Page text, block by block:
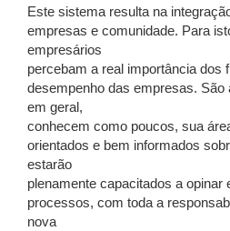
Este sistema resulta na
empresas e comunidade. Para
empresários
percebam a real importância dos
desempenho das empresas. São
em geral,
conhecem como poucos, sua
orientados e bem informados
estarão
plenamente capacitados a opinar
processos, com toda a
nova